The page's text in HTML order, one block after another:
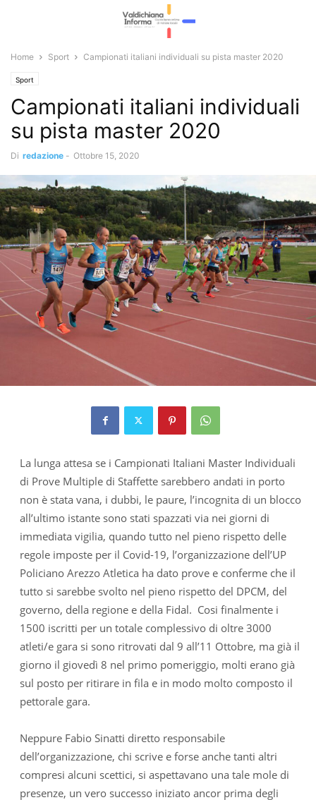
Home Sport Campionati italiani individuali su pista master 2020
Sport
Campionati italiani individuali
su pista master 2020
Di redazione - Ottobre 15, 2020
La lunga attesa se i Campionati Italiani Master Individuali
di Prove Multiple di Staffette sarebbero andati in porto
non è stata vana, i dubbi, le paure, l’incognita di un blocco
all’ultimo istante sono stati spazzati via nei giorni di
immediata vigilia, quando tutto nel pieno rispetto delle
regole imposte per il Covid-19, l’organizzazione dell’UP
Policiano Arezzo Atletica ha dato prove e conferme che il
tutto si sarebbe svolto nel pieno rispetto del DPCM, del
governo, della regione e della Fidal. Cosi finalmente i
1500 iscritti per un totale complessivo di oltre 3000
atleti/e gara si sono ritrovati dal 9 all’11 Ottobre, ma già il
giorno il giovedì 8 nel primo pomeriggio, molti erano già
sul posto per ritirare in fila e in modo molto composto il
pettorale gara.
Neppure Fabio Sinatti diretto responsabile
dell’organizzazione, chi scrive e forse anche tanti altri
compresi alcuni scettici, si aspettavano una tale mole di
presenze, un vero successo iniziato ancor prima degli